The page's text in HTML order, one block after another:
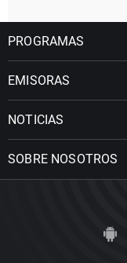
PROGRAMAS
EMISORAS
NOTICIAS
SOBRE NOSOTROS